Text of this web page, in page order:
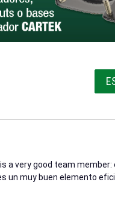
a very good team
un muy buen elemento